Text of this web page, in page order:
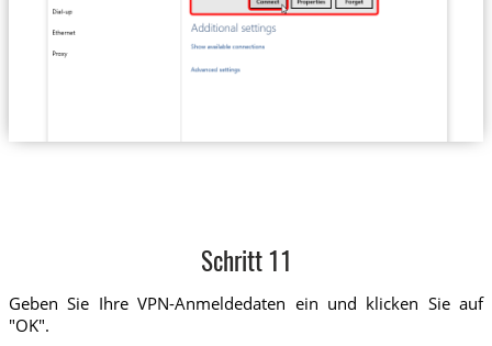
Schritt 11
Geben Sie Ihre VPN-Anmeldedaten ein und klicken Sie auf
"OK".